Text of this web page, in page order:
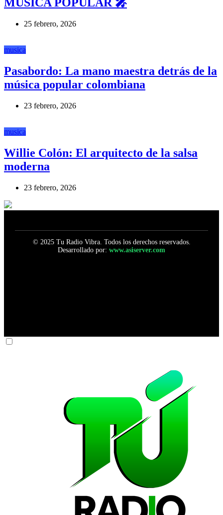
MÚSICA POPULAR 🎤
25 febrero, 2026
musica
Pasabordo: La mano maestra detrás de la
música popular colombiana
23 febrero, 2026
musica
Willie Colón: El arquitecto de la salsa
moderna
23 febrero, 2026
© 2025 Tu Radio Vibra. Todos los derechos reservados.
Desarrollado por: www.asiserver.com